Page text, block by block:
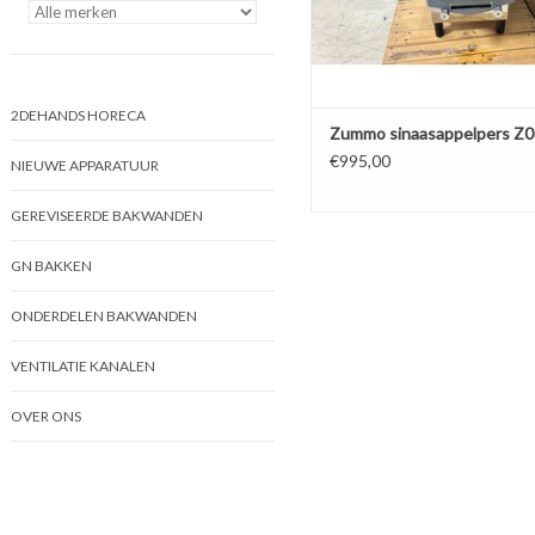
2DEHANDS HORECA
NIEUWE APPARATUUR
GEREVISEERDE BAKWANDEN
GN BAKKEN
ONDERDELEN BAKWANDEN
VENTILATIE KANALEN
OVER ONS
Zummo sinaasappelpers
€995,00